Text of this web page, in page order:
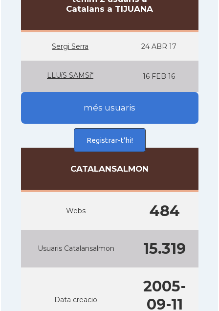
Catalans a TIJUANA
Sergi Serra 24 ABR 17
LLUíS SAMSí“ 16 FEB 16
més usuaris
Registrar-t'hi!
CATALANSALMON
Webs 484
Usuaris Catalansalmon 15.319
Data creacio
2005-
09-11